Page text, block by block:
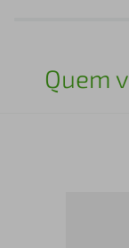
Quem